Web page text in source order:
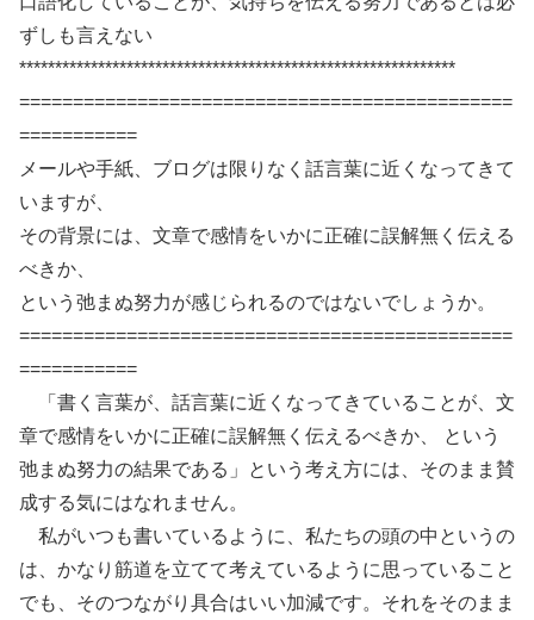
ずしも言えない
*************************************************************
==============================================
===========
メールや手紙、ブログは限りなく話言葉に近くなってきて
いますが、
その背景には、文章で感情をいかに正確に誤解無く伝える
べきか、
という弛まぬ努力が感じられるのではないでしょうか。
==============================================
===========
「書く言葉が、話言葉に近くなってきていることが、文
章で感情をいかに正確に誤解無く伝えるべきか、 という
弛まぬ努力の結果である」という考え方には、そのまま賛
成する気にはなれません。
私がいつも書いているように、私たちの頭の中というの
は、かなり筋道を立てて考えているように思っていること
でも、そのつながり具合はいい加減です。それをそのまま